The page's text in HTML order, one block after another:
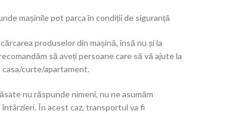
mașinile pot parca în condiții de siguranță
produselor din mașină, însă nu și la
să aveți persoane care să vă ajute la
curte/apartament.
nu răspunde nimeni, nu ne asumăm
În acest caz, transportul va fi